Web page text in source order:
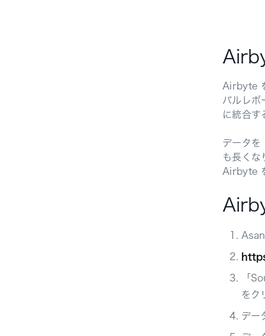
Airbyte
バルレポ
に統合す
データを
も長くな
Airbyte
「
をク
デー